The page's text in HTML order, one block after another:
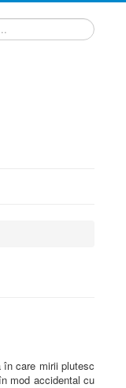
în care mirii plutesc
mod accidental cu